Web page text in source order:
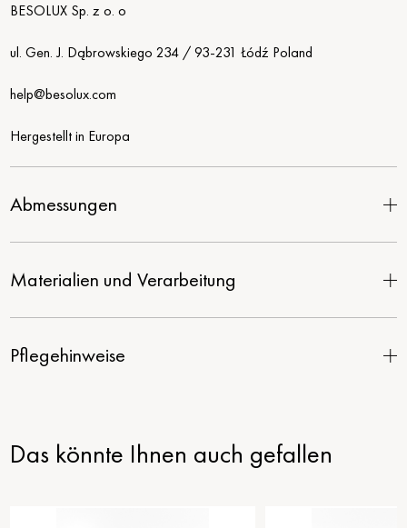
BESOLUX Sp. z o. o
ul. Gen. J. Dąbrowskiego 234 / 93-231 Łódź Poland
help@besolux.com
Hergestellt in Europa
Abmessungen
Materialien und Verarbeitung
Pflegehinweise
Das könnte Ihnen auch gefallen